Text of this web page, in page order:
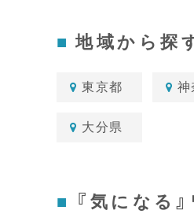
地域から探
東京都 神
大分県
『気になる